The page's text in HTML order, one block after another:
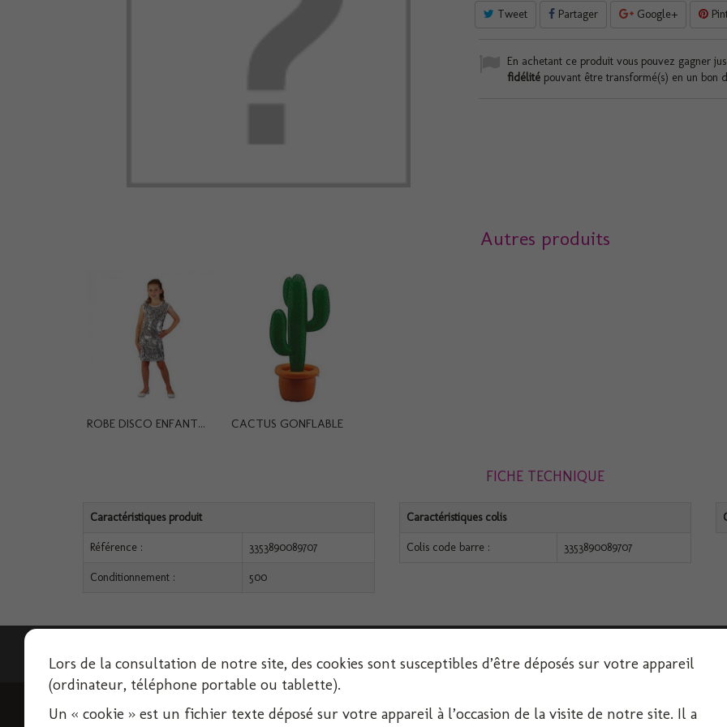
Tweet Partager Google+
En achetant ce produit vous pouvez gagner
fidélitépouvant être transformé(s) en un bon
Autres produits
ROBE DISCO ENFANT... CACTUS GONFLABLE
FICHE TECHNIQUE
Caractéristiques produit
Référence : 3353890089707
Conditionnement : 500
Caractéristiques colis
Colis code barre : 3353890089707
Lors de la consultation de notre site, des cookies sont susceptibles d’être déposés sur votre appareil
(ordinateur, téléphone portable ou tablette).
Un « cookie » est un fichier texte déposé sur votre appareil à l’occasion de la visite de notre site. Il a